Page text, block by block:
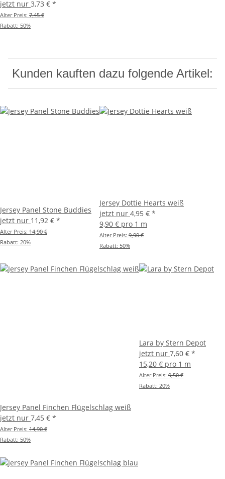
jetzt nur 3,73 € *
Alter Preis: 7,45 €
Rabatt: 50%
Kunden kauften dazu folgende Artikel:
Jersey Panel Stone Buddies
jetzt nur 11,92 € *
Alter Preis: 14,90 €
Rabatt: 20%
Jersey Dottie Hearts weiß
jetzt nur 4,95 € *
9,90 € pro 1 m
Alter Preis: 9,90 €
Rabatt: 50%
Jersey Panel Finchen Flügelschlag weiß
jetzt nur 7,45 € *
Alter Preis: 14,90 €
Rabatt: 50%
Lara by Stern Depot
jetzt nur 7,60 € *
15,20 € pro 1 m
Alter Preis: 9,50 €
Rabatt: 20%